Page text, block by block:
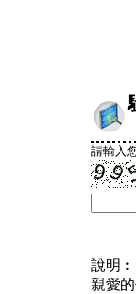
請輸入
說明︰
親愛